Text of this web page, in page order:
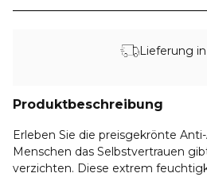
Lieferung
Produktbeschreibung
Erleben Sie die preisgekrönte
Menschen das Selbstvertrauen
verzichten. Diese extrem